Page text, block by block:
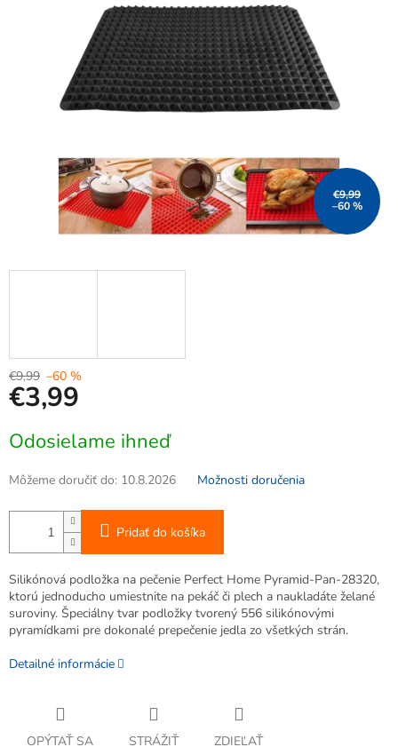
€9,99
–60 %
€9,99 –60 %
€3,99
cena:
Odosielame ihneď
Môžeme doručiť do: 10.8.2026 Možnosti doručenia
Pridať do košíka
Silikónová podložka na pečenie Perfect Home Pyramid-Pan-28320,
ktorú jednoducho umiestnite na pekáč či plech a naukladáte želané
suroviny. Špeciálny tvar podložky tvorený 556 silikónovými
pyramídkami pre dokonalé prepečenie jedla zo všetkých strán.
Detailné informácie
OPÝTAŤ SA STRÁŽIŤ ZDIEĽAŤ